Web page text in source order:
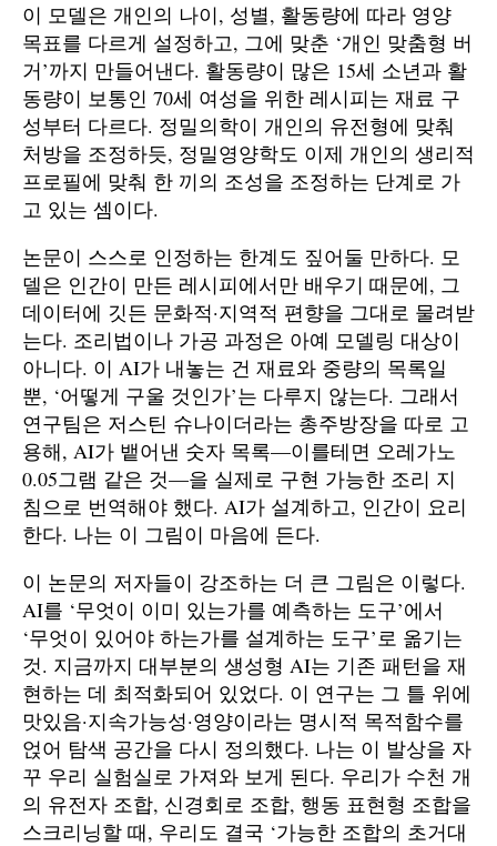
이 모델은 개인의 나이, 성별, 활동량에 따라 영양
목표를 다르게 설정하고, 그에 맞춘 ‘개인 맞춤형 버
거’까지 만들어낸다. 활동량이 많은 15세 소년과 활
동량이 보통인 70세 여성을 위한 레시피는 재료 구
성부터 다르다. 정밀의학이 개인의 유전형에 맞춰
처방을 조정하듯, 정밀영양학도 이제 개인의 생리적
프로필에 맞춰 한 끼의 조성을 조정하는 단계로 가
고 있는 셈이다.
논문이 스스로 인정하는 한계도 짚어둘 만하다. 모
델은 인간이 만든 레시피에서만 배우기 때문에, 그
데이터에 깃든 문화적·지역적 편향을 그대로 물려받
는다. 조리법이나 가공 과정은 아예 모델링 대상이
아니다. 이 AI가 내놓는 건 재료와 중량의 목록일
뿐, ‘어떻게 구울 것인가’는 다루지 않는다. 그래서
연구팀은 저스틴 슈나이더라는 총주방장을 따로 고
용해, AI가 뱉어낸 숫자 목록—이를테면 오레가노
0.05그램 같은 것—을 실제로 구현 가능한 조리 지
침으로 번역해야 했다. AI가 설계하고, 인간이 요리
한다. 나는 이 그림이 마음에 든다.
이 논문의 저자들이 강조하는 더 큰 그림은 이렇다.
AI를 ‘무엇이 이미 있는가를 예측하는 도구’에서
‘무엇이 있어야 하는가를 설계하는 도구’로 옮기는
것. 지금까지 대부분의 생성형 AI는 기존 패턴을 재
현하는 데 최적화되어 있었다. 이 연구는 그 틀 위에
맛있음·지속가능성·영양이라는 명시적 목적함수를
얹어 탐색 공간을 다시 정의했다. 나는 이 발상을 자
꾸 우리 실험실로 가져와 보게 된다. 우리가 수천 개
의 유전자 조합, 신경회로 조합, 행동 표현형 조합을
스크리닝할 때, 우리도 결국 ‘가능한 조합의 초거대